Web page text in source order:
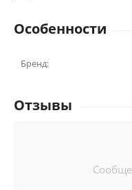
Особенности
Бренд:
Отзывы